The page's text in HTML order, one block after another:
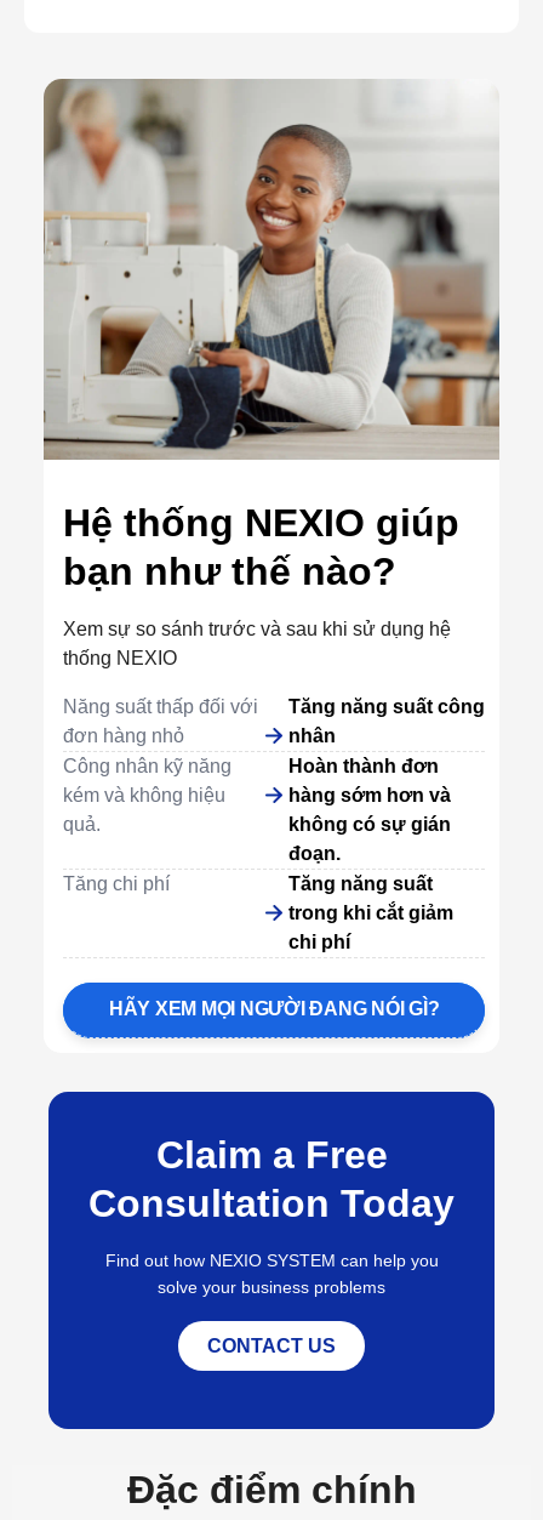
Hệ thống NEXIO giúp
bạn như thế nào?
Xem sự so sánh trước và sau khi sử dụng hệ
thống NEXIO
Năng suất thấp đối với
đơn hàng nhỏ
Tăng năng suất công
nhân
Công nhân kỹ năng
kém và không hiệu
quả.
Hoàn thành đơn
hàng sớm hơn và
không có sự gián
đoạn.
Tăng chi phí
Tăng năng suất
trong khi cắt giảm
chi phí
HÃY XEM MỌI NGƯỜI ĐANG NÓI GÌ?
Claim a Free
Consultation Today
Find out how NEXIO SYSTEM can help you
solve your business problems
CONTACT US
Đặc điểm chính